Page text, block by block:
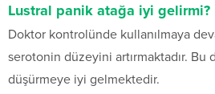
Lustral panik atağa iyi gelirmi?
Doktor kontrolünde kullanılmaya
serotonin düzeyini artırmaktadır. Bu
düşürmeye iyi gelmektedir.